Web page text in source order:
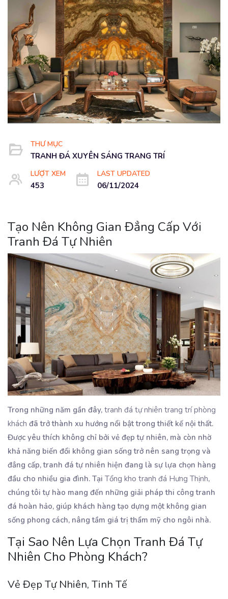
THƯ MỤC
TRANH ĐÁ XUYÊN SÁNG TRANG TRÍ
LƯỢT XEM
453
LAST UPDATED
06/11/2024
Tạo Nên Không Gian Đẳng Cấp Với
Tranh Đá Tự Nhiên
Trong những năm gần đây, tranh đá tự nhiên trang trí phòng
khách đã trở thành xu hướng nổi bật trong thiết kế nội thất.
Được yêu thích không chỉ bởi vẻ đẹp tự nhiên, mà còn nhờ
khả năng biến đổi không gian sống trở nên sang trọng và
đẳng cấp, tranh đá tự nhiên hiện đang là sự lựa chọn hàng
đầu cho nhiều gia đình. Tại Tổng kho tranh đá Hưng Thịnh,
chúng tôi tự hào mang đến những giải pháp thi công tranh
đá hoàn hảo, giúp khách hàng tạo dựng một không gian
sống phong cách, nâng tầm giá trị thẩm mỹ cho ngôi nhà.
Tại Sao Nên Lựa Chọn Tranh Đá Tự
Nhiên Cho Phòng Khách?
Vẻ Đẹp Tự Nhiên, Tinh Tế